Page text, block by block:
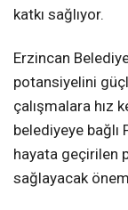
katkı sağlıyor.
Erzincan
potansiyelini
çalışmalara hız
belediyeye bağlı
hayata geçirilen
sağlayacak